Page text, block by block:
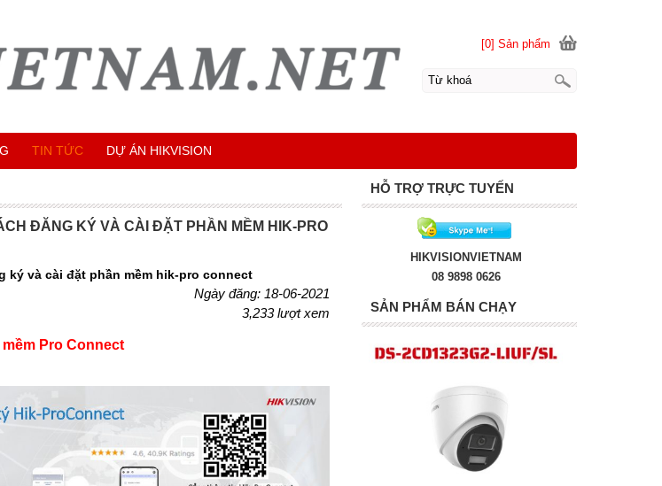
ĐĂNG KÝ VÀ CÀI ĐẶT PHẦN MỀM HIK-PRO
ký và cài đặt phần mềm hik-pro connect
Ngày đăng: 18-06-2021
3,233 lượt xem
Pro Connect
HỖ TRỢ TRỰC TUYẾN
HIKVISIONVIETNAM
08 9898 0626
SẢN PHẨM BÁN CHẠY
[0] Sản phẩm
TIN TỨC DỰ ÁN HIKVISION